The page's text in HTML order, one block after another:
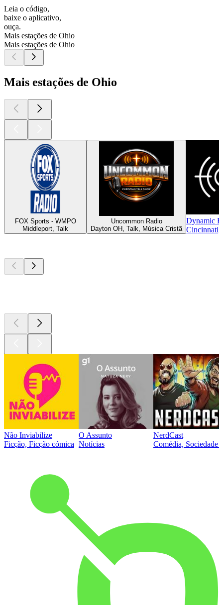
Leia o código,
baixe o aplicativo,
ouça.
Mais estações de Ohio
Mais estações de Ohio
Mais estações de Ohio
FOX Sports - WMPO
Middleport, Talk
Uncommon Radio
Dayton OH, Talk, Música Cristã
Dynamic
Cincinnati,
Não Inviabilize
Ficção, Ficção cómica
O Assunto
Notícias
NerdCast
Comédia, Sociedade